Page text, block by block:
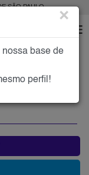
SÃO PAULO
de São Paulo
×
nossa base de
perfil!